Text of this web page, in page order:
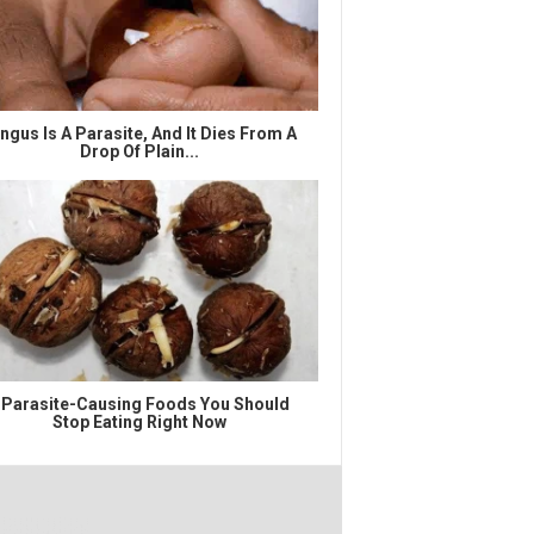
Is A Parasite, And It Dies From A
Drop Of Plain...
Causing Foods You Should
Stop Eating Right Now